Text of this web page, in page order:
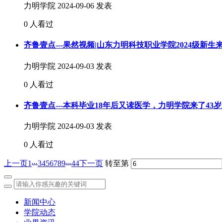
力明学院 2024-09-06 发表
0 人看过
齐鲁壹点---果然视频|山东力明科技职业学院2024级新生
力明学院 2024-09-03 发表
0 人看过
齐鲁壹点---本科毕业18年后又读医学，力明学院来了43
力明学院 2024-09-03 发表
0 人看过
上一页1...3456789...44下一页 转至第
新闻中心
学院动态